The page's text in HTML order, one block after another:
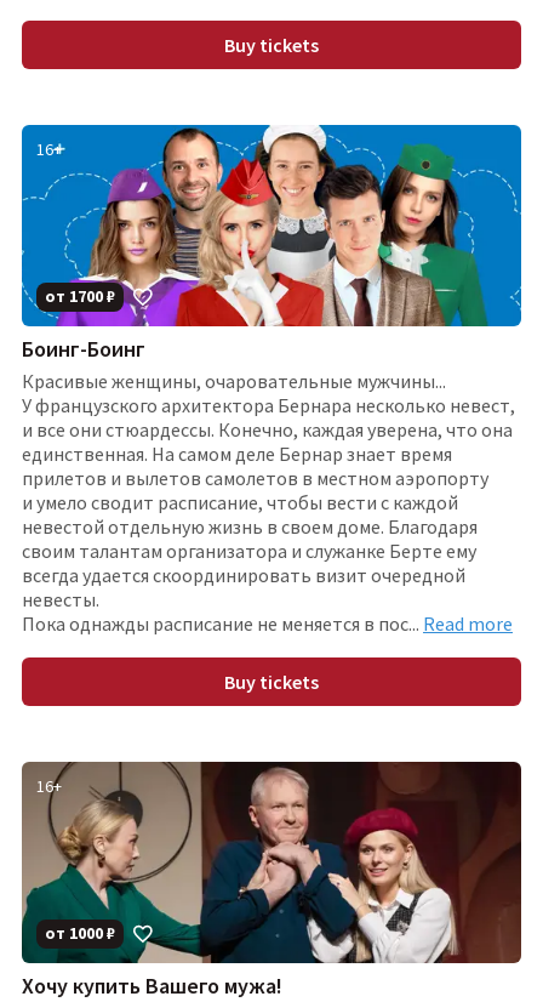
Buy tickets
16+
от 1700₽
Боинг-Боинг
Красивые женщины, очаровательные мужчины...
У французского архитектора Бернара несколько невест,
и все они стюардессы. Конечно, каждая уверена, что она
единственная. На самом деле Бернар знает время
прилетов и вылетов самолетов в местном аэропорту
и умело сводит расписание, чтобы вести с каждой
невестой отдельную жизнь в своем доме. Благодаря
своим талантам организатора и служанке Берте ему
всегда удается скоординировать визит очередной
невесты.
Пока однажды расписание не меняется в пос... Read more
Buy tickets
16+
от 1000₽
Хочу купить Вашего мужа!